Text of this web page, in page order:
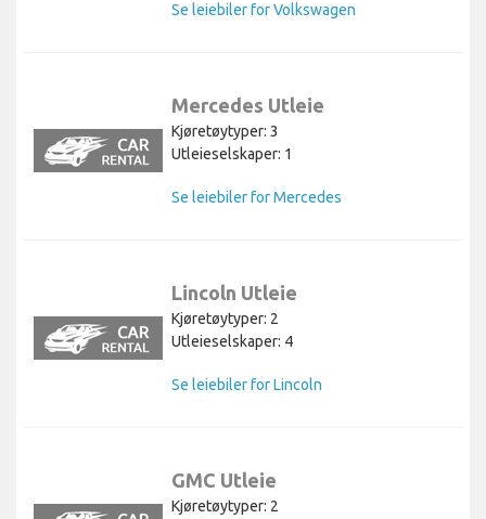
Se leiebiler for Volkswagen
Mercedes Utleie
Kjøretøytyper: 3
Utleieselskaper: 1
Se leiebiler for Mercedes
Lincoln Utleie
Kjøretøytyper: 2
Utleieselskaper: 4
Se leiebiler for Lincoln
GMC Utleie
Kjøretøytyper: 2